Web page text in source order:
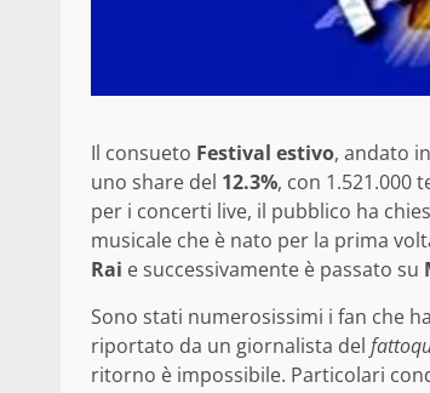
Il consueto Festival estivo, andato
uno share del 12.3%, con 1.521.000
per i concerti live, il pubblico ha
musicale che è nato per la prima
Rai e successivamente è passato su
Sono stati numerosissimi i fan che
riportato da un giornalista del
ritorno è impossibile. Particolari